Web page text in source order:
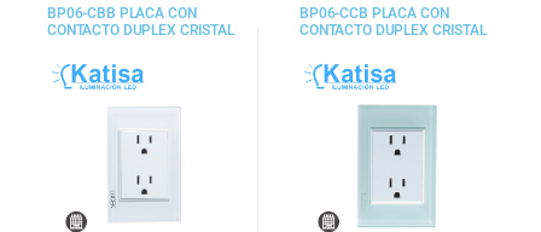
BP06-CBB PLACA CON
CONTACTO DUPLEX CRISTAL
BP06-CCB PLACA CON
CONTACTO DUPLEX CRISTAL